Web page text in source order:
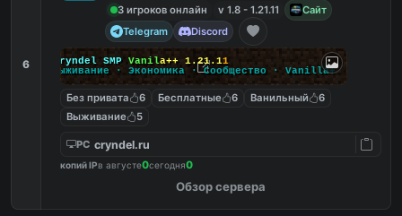
6
3 игроков онлайн
v 1.8 - 1.21.11
Сайт
Telegram
Discord
ryndel SMP Vanila++ 1.21. 11
ыживание · Экономика · Сообщество · Vanilla+
Без привата 6 Бесплатные 6 Ванильный
6
Выживание
5
PC cryndel.ru
копий IPв августе0сегодня0
Обзор сервера